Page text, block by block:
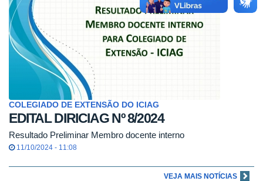
COLEGIADO DE EXTENSÃO DO ICIAG
EDITAL DIRICIAG Nº 8/2024
Resultado Preliminar Membro docente interno
11/10/2024 - 11:08
VEJA MAIS NOTÍCIAS